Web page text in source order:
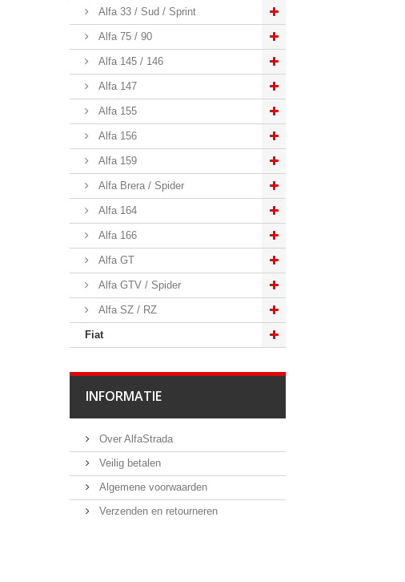
Alfa 33 / Sud / Sprint
Alfa 75 / 90
Alfa 145 / 146
Alfa 147
Alfa 155
Alfa 156
Alfa 159
Alfa Brera / Spider
Alfa 164
Alfa 166
Alfa GT
Alfa GTV / Spider
Alfa SZ / RZ
Fiat
INFORMATIE
Over AlfaStrada
Veilig betalen
Algemene voorwaarden
Verzenden en retourneren